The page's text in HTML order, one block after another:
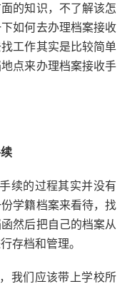
的知识，不了解该怎
如何去办理档案接收
工作其实是比较简单
点来办理档案接收手
续的过程其实并没有
学籍档案来看待，找
然后把自己的档案从
存档和管理。
我们应该带上学校所